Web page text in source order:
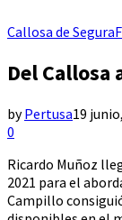
Callosa de Segura
Del Callosa
byPertusa19
0
Ricardo Muñoz
2021 para el
Campillo